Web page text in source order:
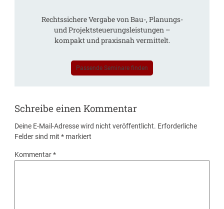
Rechtssichere Vergabe von Bau-, Planungs-
und Projektsteuerungsleistungen –
kompakt und praxisnah vermittelt.
Passende Seminare finden
Schreibe einen Kommentar
Deine E-Mail-Adresse wird nicht veröffentlicht. Erforderliche
Felder sind mit* markiert
Kommentar*